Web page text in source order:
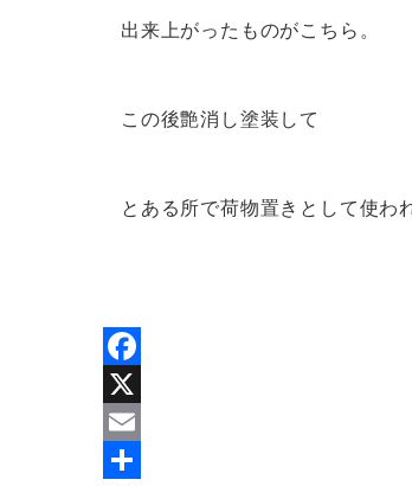
出来上がったものがこちら。
この後艶消し塗装して
とある所で荷物置きとして使わ
Facebook
X
Email